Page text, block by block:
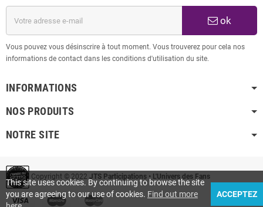
ok
Vous pouvez vous désinscrire à tout moment. Vous trouverez pour cela nos
informations de contact dans les conditions d'utilisation du site.
INFORMATIONS
NOS PRODUITS
NOTRE SITE
Copyright © 2022 JTS Participations • L'Univers des Fans
This site uses cookies. By continuing to browse the site
you are agreeing to our use of cookies. Find out more
ACCEPTEZ